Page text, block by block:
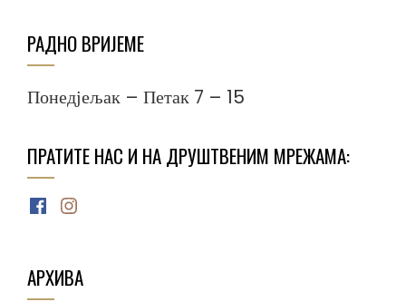
РАДНО ВРИЈЕМЕ
Понедјељак – Петак 7 – 15
ПРАТИТЕ НАС И НА ДРУШТВЕНИМ МРЕЖАМА:
Facebook
Instagram
АРХИВА